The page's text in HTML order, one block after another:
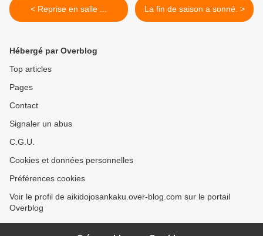
< Reprise en salle ... La fin de saison a sonné. >
Hébergé par Overblog
Top articles
Pages
Contact
Signaler un abus
C.G.U.
Cookies et données personnelles
Préférences cookies
Voir le profil de aikidojosankaku.over-blog.com sur le portail
Overblog